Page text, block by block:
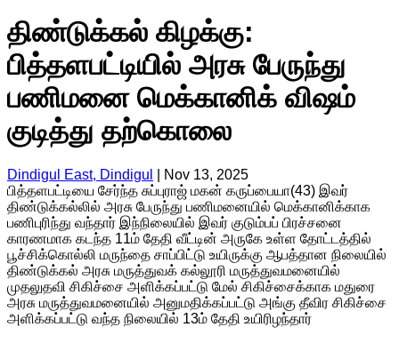
திண்டுக்கல் கிழக்கு:
பித்தளபட்டியில் அரசு பேருந்து
பணிமனை மெக்கானிக் விஷம்
குடித்து தற்கொலை
Dindigul East, Dindigul
Nov 13, 2025
பித்தளபட்டியை சேர்ந்த சுப்புராஜ் மகன் கருப்பையா(43) இவர்
திண்டுக்கல்லில் அரசு பேருந்து பணிமனையில் மெக்கானிக்காக
பணிபுரிந்து வந்தார் இந்நிலையில் இவர் குடும்பப் பிரச்சனை
காரணமாக கடந்த 11ம் தேதி வீட்டின் அருகே உள்ள தோட்டத்தில்
பூச்சிக்கொல்லி மருந்தை சாப்பிட்டு உயிருக்கு ஆபத்தான நிலையில்
திண்டுக்கல் அரசு மருத்துவக் கல்லூரி மருத்துவமனையில்
முதலுதவி சிகிச்சை அளிக்கப்பட்டு மேல் சிகிச்சைக்காக மதுரை
அரசு மருத்துவமனையில் அனுமதிக்கப்பட்டு அங்கு தீவிர சிகிச்சை
அளிக்கப்பட்டு வந்த நிலையில் 13ம் தேதி உயிரிழந்தார்